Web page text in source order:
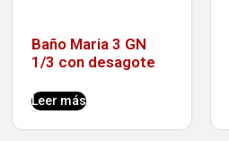
Baño Maria 3 GN
1/3 con desagote
Leer más